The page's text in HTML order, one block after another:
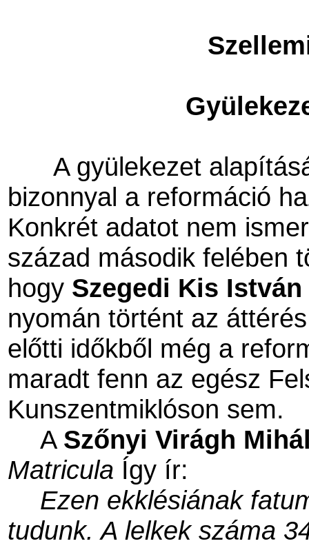
A gyülekezet
bizonnyal a reformáció
Konkrét adatot nem
század második felében
hogy Szegedi Kis István
nyomán történt az
előtti időkből még a
maradt fenn az egész
Kunszentmiklóson sem.
A Szőnyi Virágh
Matricula Így ír:
Ezen ekklésiának
tudunk. A lelkek száma